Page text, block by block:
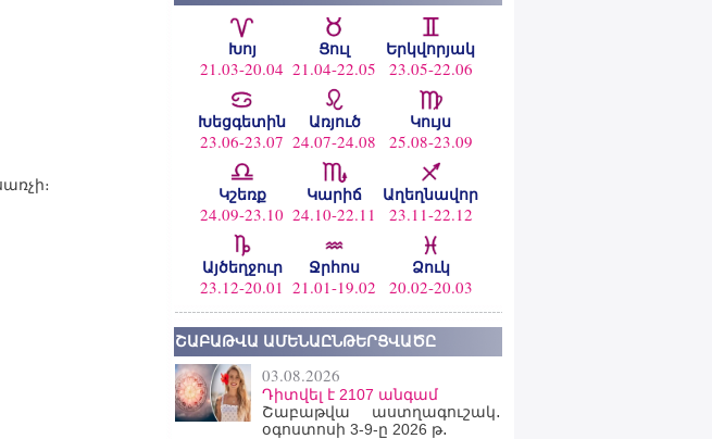
Խոյ
21.03-20.04
Ցուլ
21.04-22.05
Երկվորյակ
23.05-22.06
Խեցգետին
23.06-23.07
Առյուծ
24.07-24.08
Կույս
25.08-23.09
Կշեռք
24.09-23.10
Կարիճ
24.10-22.11
Աղեղնավոր
23.11-22.12
Այծեղջուր
23.12-20.01
Ջրհոս
21.01-19.02
Ձուկ
20.02-20.03
ՇԱԲԱԹՎԱ ԱՄԵՆԱԸՆԹԵՐՑՎԱԾԸ
03.08.2026
Դիտվել է 2107 անգամ
Շաբաթվա աստղագուշակ․
օգոստոսի 3-9-ը 2026 թ․